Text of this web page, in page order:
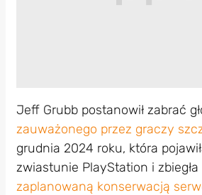
Jeff Grubb postanowił zabrać
zauważonego przez graczy
grudnia 2024 roku, która
zwiastunie PlayStation i zbiegła
zaplanowaną konserwacją